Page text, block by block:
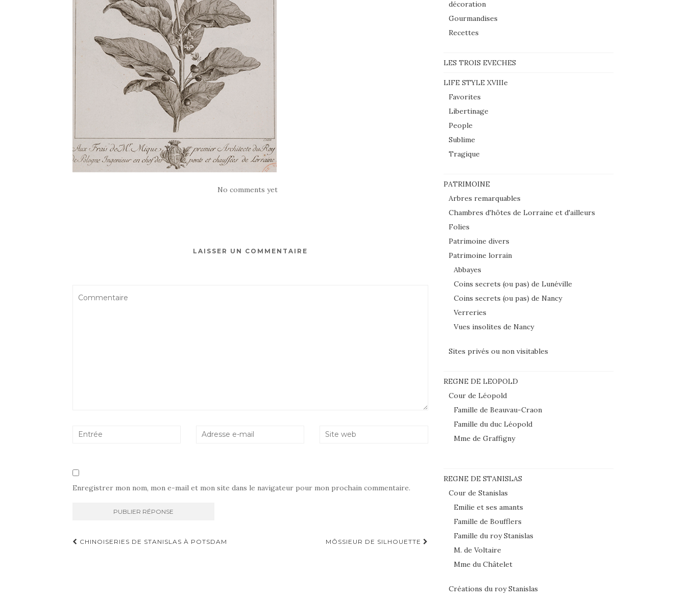
No comments yet
LAISSER UN COMMENTAIRE
Enregistrer mon nom, mon e-mail et mon site dans le navigateur pour mon prochain commentaire.
Navigation
CHINOISERIES DE STANISLAS À POTSDAM MÔSSIEUR DE SILHOUETTE
décoration
Gourmandises
Recettes
LES TROIS EVECHES
LIFE STYLE XVIIIe
Favorites
Libertinage
People
Sublime
Tragique
PATRIMOINE
Arbres remarquables
Chambres d'hôtes de Lorraine et d'ailleurs
Folies
Patrimoine divers
Patrimoine lorrain
Abbayes
Coins secrets (ou pas) de Lunéville
Coins secrets (ou pas) de Nancy
Verreries
Vues insolites de Nancy
Sites privés ou non visitables
REGNE DE LEOPOLD
Cour de Léopold
Famille de Beauvau-Craon
Famille du duc Léopold
Mme de Graffigny
REGNE DE STANISLAS
Cour de Stanislas
Emilie et ses amants
Famille de Boufflers
Famille du roy Stanislas
M. de Voltaire
Mme du Châtelet
Créations du roy Stanislas